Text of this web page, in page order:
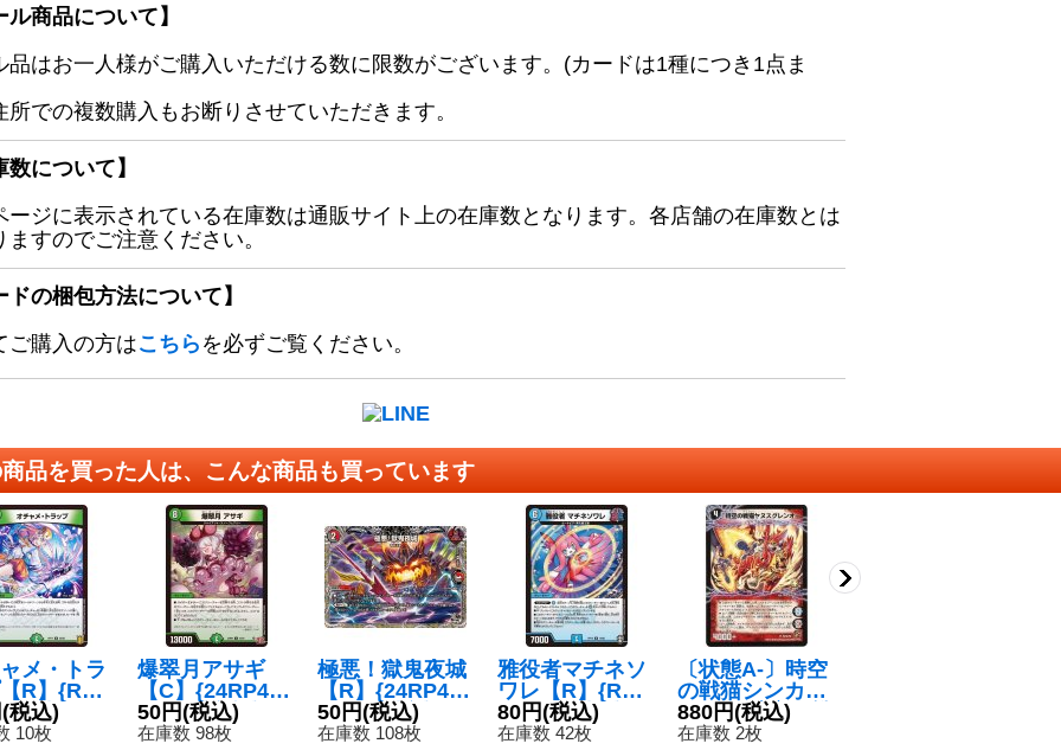
ル商品について】
品はお一人様がご購入いただける数に限数がございます。(カードは1種につき1点ま
所での複数購入もお断りさせていただきます。
数について】
ージに表示されている在庫数は通販サイト上の在庫数となります。各店舗の在庫数とは
ますのでご注意ください。
ドの梱包方法について】
ご購入の方はこちら を必ずご覧ください。
品を買った人は、こんな商品も買っています
メ・トラ
R】{RP1
《自
(税込)
10枚
爆翠月アサギ
【C】{24RP47
2/76}《自然》
50円(税込)
在庫数 98枚
極悪！獄鬼夜城
【R】{24RP4T
5/T12}《多》
50円(税込)
在庫数 108枚
雅役者マチネソ
ワレ【R】{RP1
514/95}《水》
80円(税込)
在庫数 42枚
〔状態A-〕時空
の戦猫シンカイ
ヤヌス/時空の戦
猫ヤヌスグレン
880円(税込)
在庫数 2枚